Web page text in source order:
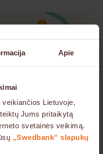
Apie
veikiančios Lietuvoje,
Jums pritaikytą
svetainės veikimą.
„Swedbank“ slapukų